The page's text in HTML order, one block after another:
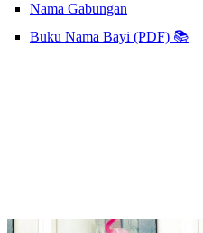
Nama Gabungan
Buku Nama Bayi (PDF) 📚